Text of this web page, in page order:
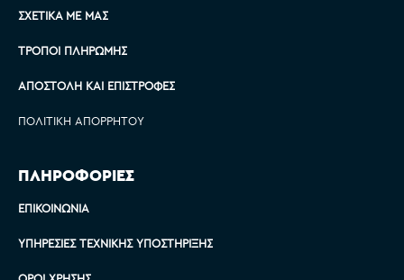
ΣΧΕΤΙΚΆ ΜΕ ΜΑΣ
ΤΡΌΠΟΙ ΠΛΗΡΩΜΉΣ
ΑΠΟΣΤΟΛΉ ΚΑΙ ΕΠΙΣΤΡΟΦΈΣ
ΠΟΛΙΤΙΚΉ ΑΠΟΡΡΉΤΟΥ
ΠΛΗΡΟΦΟΡΙΕΣ
ΕΠΙΚΟΙΝΩΝΊΑ
ΥΠΗΡΕΣΊΕΣ ΤΕΧΝΙΚΉΣ ΥΠΟΣΤΉΡΙΞΗΣ